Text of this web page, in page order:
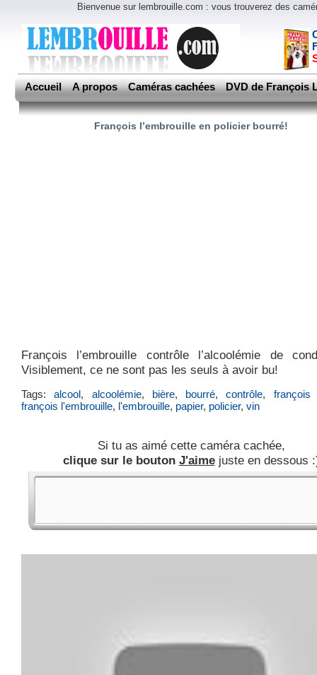
Bienvenue sur lembrouille.com : vous trouverez des
Accueil A propos Caméras cachées DVD de François
François l’embrouille en policier bourré!
François l’embrouille contrôle l’alcoolémie de
Visiblement, ce ne sont pas les seuls à avoir bu!
Tags:alcool, alcoolémie, bière, bourré,contrôle, françois
françois l'embrouille, l'embrouille, papier, policier, vin
Si tu as aimé cette caméra cachée,
clique sur le bouton J'aimejuste en dessous